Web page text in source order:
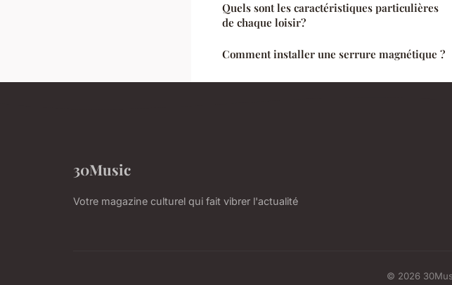
Quels sont les caractéristiques particulières
de chaque loisir?
Comment installer une serrure magnétique ?
30Music
Votre magazine culturel qui fait vibrer l'actualité
© 2026